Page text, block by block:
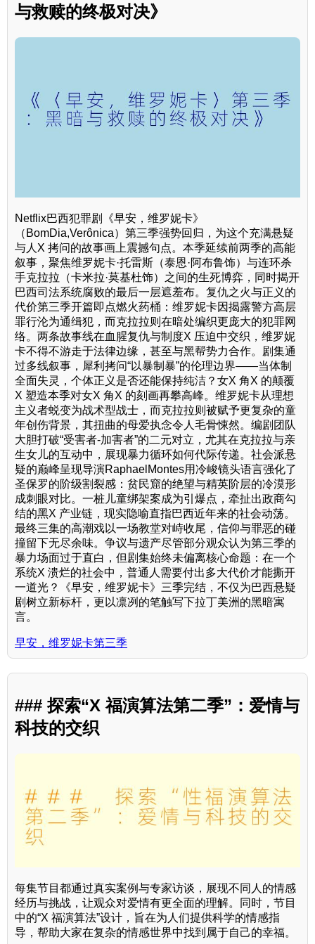
与救赎的终极对决》
Netflix巴西犯罪剧《早安，维罗妮卡》
（BomDia,Verônica）第三季强势回归，为这个充满悬疑
与人X 拷问的故事画上震撼句点。本季延续前两季的高能
叙事，聚焦维罗妮卡·托雷斯（泰恩·阿布鲁饰）与连环杀
手克拉拉（卡米拉·莫基杜饰）之间的生死博弈，同时揭开
巴西司法系统腐败的最后一层遮羞布。复仇之火与正义的
代价第三季开篇即点燃火药桶：维罗妮卡因揭露警方高层
罪行沦为通缉犯，而克拉拉则在暗处编织更庞大的犯罪网
络。两条故事线在血腥复仇与制度X 压迫中交织，维罗妮
卡不得不游走于法律边缘，甚至与黑帮势力合作。剧集通
过多线叙事，犀利拷问“以暴制暴”的伦理边界——当体制
全面失灵，个体正义是否还能保持纯洁？女X 角X 的颠覆
X 塑造本季对女X 角X 的刻画再攀高峰。维罗妮卡从理想
主义者蜕变为战术型战士，而克拉拉则被赋予更复杂的童
年创伤背景，其扭曲的母爱执念令人毛骨悚然。编剧团队
大胆打破“受害者-加害者”的二元对立，尤其在克拉拉与亲
生女儿的互动中，展现暴力循环如何代际传递。社会派悬
疑的巅峰呈现导演RaphaelMontes用冷峻镜头语言强化了
圣保罗的阶级割裂感：贫民窟的绝望与精英阶层的冷漠形
成刺眼对比。一桩儿童绑架案成为引爆点，牵扯出政商勾
结的黑X 产业链，现实隐喻直指巴西近年来的社会动荡。
最终三集的高潮戏以一场教堂对峙收尾，信仰与罪恶的碰
撞留下无尽余味。争议与遗产尽管部分观众认为第三季的
暴力场面过于直白，但剧集始终未偏离核心命题：在一个
系统X 溃烂的社会中，普通人需要付出多大代价才能撕开
一道光？《早安，维罗妮卡》三季完结，不仅为巴西悬疑
剧树立新标杆，更以凛冽的笔触写下拉丁美洲的黑暗寓
言。
早安，维罗妮卡第三季
### 探索“X 福演算法第二季”：爱情与
科技的交织
每集节目都通过真实案例与专家访谈，展现不同人的情感
经历与挑战，让观众对爱情有更全面的理解。同时，节目
中的“X 福演算法”设计，旨在为人们提供科学的情感指
导，帮助大家在复杂的情感世界中找到属于自己的幸福。